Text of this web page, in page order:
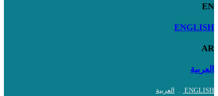
EN
ENGLISH
AR
العربية
ENGLISH
. العربية